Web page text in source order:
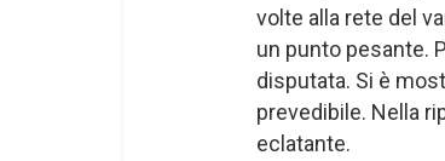
volte alla rete del
un punto pesante.
disputata. Si è
prevedibile. Nella
eclatante.